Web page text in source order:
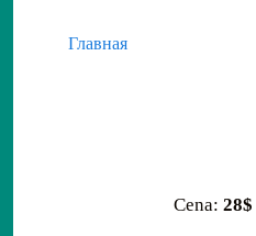
Главная
Cena:28$